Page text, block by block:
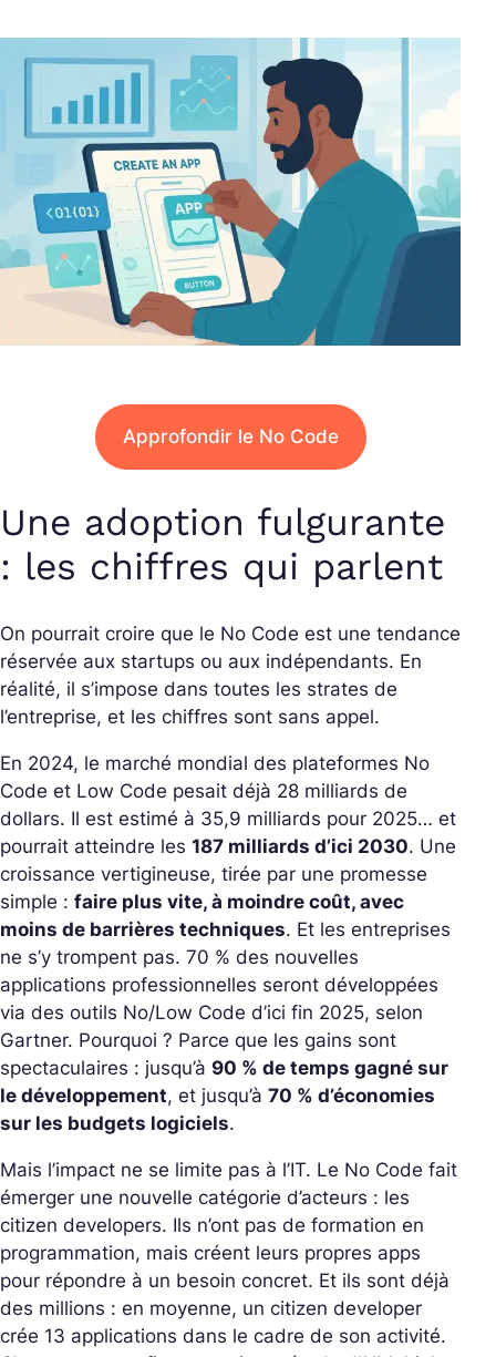
Approfondir le No Code
Une adoption fulgurante
: les chiffres qui parlent
On pourrait croire que le No Code est une tendance
réservée aux startups ou aux indépendants. En
réalité, il s’impose dans toutes les strates de
l’entreprise, et les chiffres sont sans appel.
En 2024, le marché mondial des plateformes No
Code et Low Code pesait déjà 28 milliards de
dollars. Il est estimé à 35,9 milliards pour 2025… et
pourrait atteindre les 187 milliards d’ici 2030. Une
croissance vertigineuse, tirée par une promesse
simple : faire plus vite, à moindre coût, avec
moins de barrières techniques. Et les entreprises
ne s’y trompent pas. 70 % des nouvelles
applications professionnelles seront développées
via des outils No/Low Code d’ici fin 2025, selon
Gartner. Pourquoi ? Parce que les gains sont
spectaculaires : jusqu’à 90 % de temps gagné sur
le développement, et jusqu’à 70 % d’économies
sur les budgets logiciels.
Mais l’impact ne se limite pas à l’IT. Le No Code fait
émerger une nouvelle catégorie d’acteurs : les
citizen developers. Ils n’ont pas de formation en
programmation, mais créent leurs propres apps
pour répondre à un besoin concret. Et ils sont déjà
des millions : en moyenne, un citizen developer
crée 13 applications dans le cadre de son activité.